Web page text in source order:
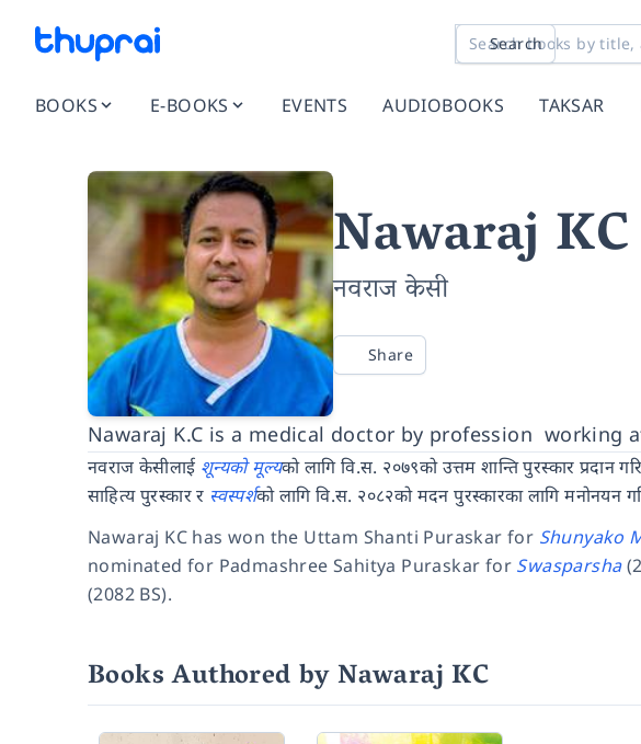
Search
BOOKS E-BOOKS EVENTS AUDIOBOOKS TAKSAR
Nawaraj KC
नवराज केसी
Share
Nawaraj K.C is a medical doctor by profession working
नवराज केसीलाई शून्यको मूल्यको लागि वि.स. २०७९को उत्तम शान्ति पुरस्कार प्रदान
साहित्य पुरस्कार र स्वस्पर्शको लागि वि.स. २०८२को मदन पुरस्कारका लागि मनोनयन
Nawaraj KC has won the Uttam Shanti Puraskar for Shunyako
nominated for Padmashree Sahitya Puraskar for Swasparsha
(2082 BS).
Books Authored by Nawaraj KC